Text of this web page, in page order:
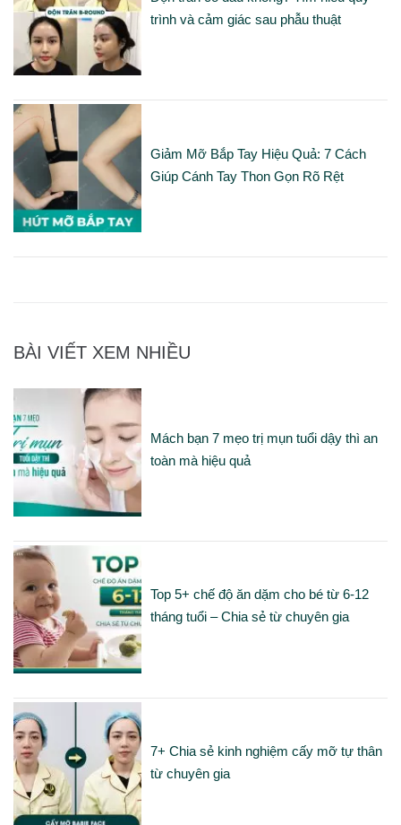
trình và cảm giác sau phẫu thuật
Giảm Mỡ Bắp Tay Hiệu Quả: 7 Cách
Giúp Cánh Tay Thon Gọn Rõ Rệt
BÀI VIẾT XEM NHIỀU
Mách bạn 7 mẹo trị mụn tuổi dậy thì an
toàn mà hiệu quả
Top 5+ chế độ ăn dặm cho bé từ 6-12
tháng tuổi – Chia sẻ từ chuyên gia
7+ Chia sẻ kinh nghiệm cấy mỡ tự thân
từ chuyên gia